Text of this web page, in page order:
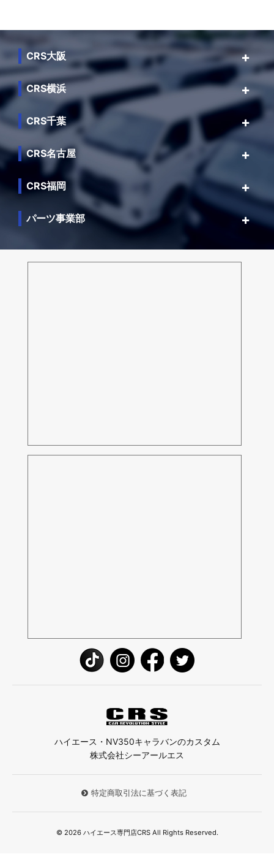
CRS大阪
CRS横浜
CRS千葉
CRS名古屋
CRS福岡
パーツ事業部
ハイエース・NV350キャラバンのカスタム
株式会社シーアールエス
特定商取引法に基づく表記
© 2026 ハイエース専門店CRS All Rights Reserved.